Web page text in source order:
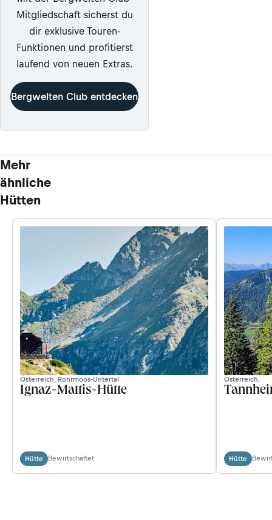
Mitgliedschaft sicherst du
dir exklusive Touren-
Funktionen und profitierst
laufend von neuen Extras.
Bergwelten Club entdecken
Mehr
ähnliche
Hütten
Österreich, Rohrmoos-Untertal
Ignaz-Mattis-Hütte
Hütte Bewirtschaftet
Österreich,
Hütte